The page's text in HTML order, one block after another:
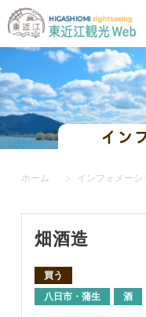
イン
ホーム インフォメーシ
畑酒造
買う
八日市・蒲生
酒